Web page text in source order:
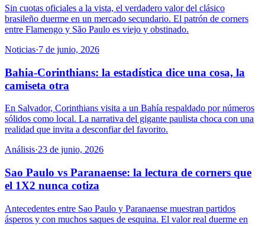
Sin cuotas oficiales a la vista, el verdadero valor del clásico
brasileño duerme en un mercado secundario. El patrón de corners
entre Flamengo y São Paulo es viejo y obstinado.
Noticias·7 de junio, 2026
Bahia-Corinthians: la estadística dice una cosa, la
camiseta otra
En Salvador, Corinthians visita a un Bahía respaldado por números
sólidos como local. La narrativa del gigante paulista choca con una
realidad que invita a desconfiar del favorito.
Análisis·23 de junio, 2026
Sao Paulo vs Paranaense: la lectura de corners que
el 1X2 nunca cotiza
Antecedentes entre Sao Paulo y Paranaense muestran partidos
ásperos y con muchos saques de esquina. El valor real duerme en